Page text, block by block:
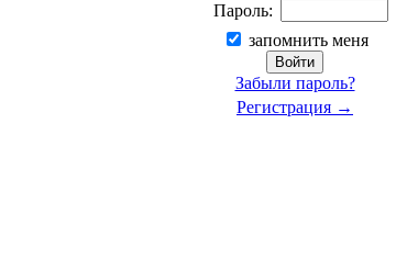
Пароль:
запомнить меня
Забыли пароль?
Регистрация →